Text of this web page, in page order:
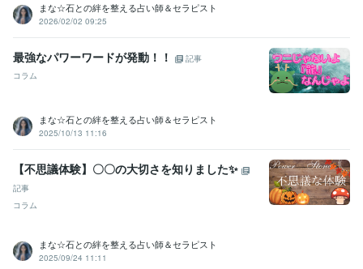
まな☆石との絆を整える占い師＆セラピスト
2026/02/02 09:25
最強なパワーワードが発動！！
記事
コラム
まな☆石との絆を整える占い師＆セラピスト
2025/10/13 11:16
【不思議体験】〇〇の大切さを知りました✨
記事
コラム
まな☆石との絆を整える占い師＆セラピスト
2025/09/24 11:11